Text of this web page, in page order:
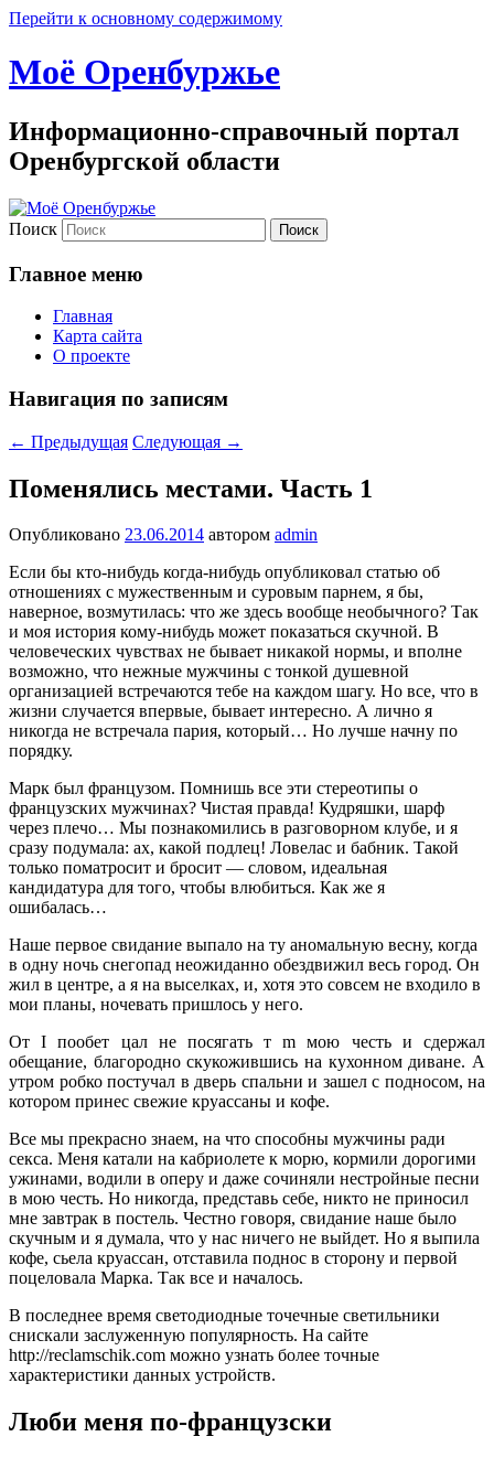
Перейти к основному содержимому
Моё Оренбуржье
Информационно-справочный портал
Оренбургской области
Поиск
Главное меню
Главная
Карта сайта
О проекте
Навигация по записям
← Предыдущая Следующая →
Поменялись местами. Часть 1
Опубликовано 23.06.2014 автором admin
Если бы кто-нибудь когда-нибудь опубликовал статью об
отношениях с мужественным и суровым парнем, я бы,
наверное, возмутилась: что же здесь вообще необычного? Так
и моя история кому-нибудь может показаться скучной. В
человеческих чувствах не бывает никакой нормы, и вполне
возможно, что нежные мужчины с тонкой душевной
организацией встречаются тебе на каждом шагу. Но все, что в
жизни случается впервые, бывает интересно. А лично я
никогда не встречала пария, который… Но лучше начну по
порядку.
Марк был французом. Помнишь все эти стереотипы о
французских мужчинах? Чистая правда! Кудряшки, шарф
через плечо… Мы познакомились в разговорном клубе, и я
сразу подумала: ах, какой подлец! Ловелас и бабник. Такой
только поматросит и бросит — словом, идеальная
кандидатура для того, чтобы влюбиться. Как же я
ошибалась…
Наше первое свидание выпало на ту аномальную весну, когда
в одну ночь снегопад неожиданно обездвижил весь город. Он
жил в центре, а я на выселках, и, хотя это совсем не входило в
мои планы, ночевать пришлось у него.
От I пообет цал не посягать т m мою честь и сдержал
обещание, благородно скукожившись на кухонном диване. А
утром робко постучал в дверь спальни и зашел с подносом, на
котором принес свежие круассаны и кофе.
Все мы прекрасно знаем, на что способны мужчины ради
секса. Меня катали на кабриолете к морю, кормили дорогими
ужинами, водили в оперу и даже сочиняли нестройные песни
в мою честь. Но никогда, представь себе, никто не приносил
мне завтрак в постель. Честно говоря, свидание наше было
скучным и я думала, что у нас ничего не выйдет. Но я выпила
кофе, сьела круассан, отставила поднос в сторону и первой
поцеловала Марка. Так все и началось.
В последнее время светодиодные точечные светильники
снискали заслуженную популярность. На сайте
http://reclamschik.com можно узнать более точные
характеристики данных устройств.
Люби меня по-французски